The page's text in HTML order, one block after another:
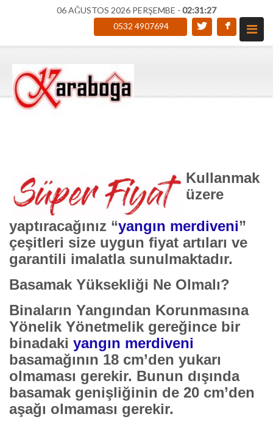
06 AĞUSTOS 2026 PERŞEMBE - 02:31:28
0532 4907694
Kullanmak
üzere
yaptıracağınız “yangın merdiveni”
çeşitleri size uygun fiyat artıları ve
garantili imalatla sunulmaktadır.
Basamak Yüksekliği Ne Olmalı?
Binaların Yangından Korunmasına
Yönelik Yönetmelik gereğince bir
binadaki yangın merdiveni
basamağının 18 cm’den yukarı
olmaması gerekir. Bunun dışında
basamak genişliğinin de 20 cm’den
aşağı olmaması gerekir.